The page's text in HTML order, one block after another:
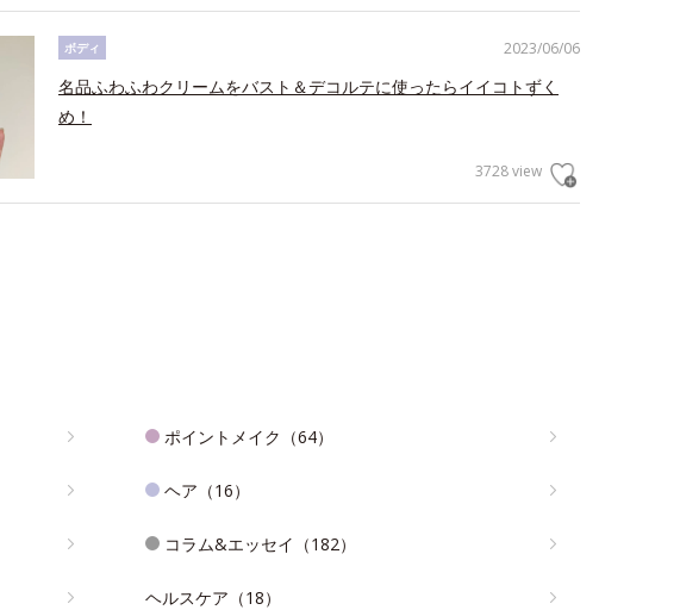
2023/06/06
ボディ
名品ふわふわクリームをバスト＆デコルテに使ったらイイコトずく
め！
3728 view
ポイントメイク（64）
ヘア（16）
コラム&エッセイ（182）
ヘルスケア（18）